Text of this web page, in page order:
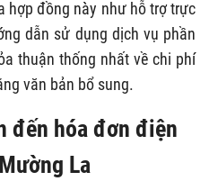
hợp đồng này như hỗ trợ trực
dẫn sử dụng dịch vụ phần
thuận thống nhất về chi phí
văn bản bổ sung.
đến hóa đơn điện
La